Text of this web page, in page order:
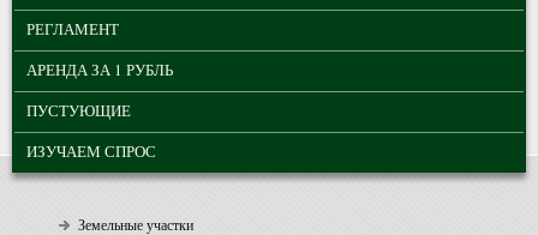
РЕГЛАМЕНТ
АРЕНДА ЗА 1 РУБЛЬ
ПУСТУЮЩИЕ
ИЗУЧАЕМ СПРОС
Земельные участки